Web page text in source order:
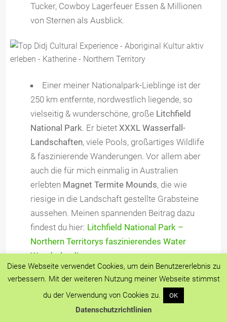
Tucker, Cowboy Lagerfeuer Essen & Millionen
von Sternen als Ausblick.
Einer meiner Nationalpark-Lieblinge ist der
250 km entfernte, nordwestlich liegende, so
vielseitig & wunderschöne, große Litchfield
National Park. Er bietet XXXL Wasserfall-
Landschaften, viele Pools, großartiges Wildlife
& faszinierende Wanderungen. Vor allem aber
auch die für mich einmalig in Australien
erlebten Magnet Termite Mounds, die wie
riesige in die Landschaft gestellte Grabsteine
aussehen. Meinen spannenden Beitrag dazu
findest du hier: Litchfield National Park –
Northern Territorys faszinierendes Water
Wonderland!
Diese Webseite verwendet Cookies, um dein Benutzererlebnis zu
verbessern. Mit der weiteren Nutzung meiner Webseite stimmst
du der Verwendung von Cookies zu.
OK
Datenschutzrichtlinien